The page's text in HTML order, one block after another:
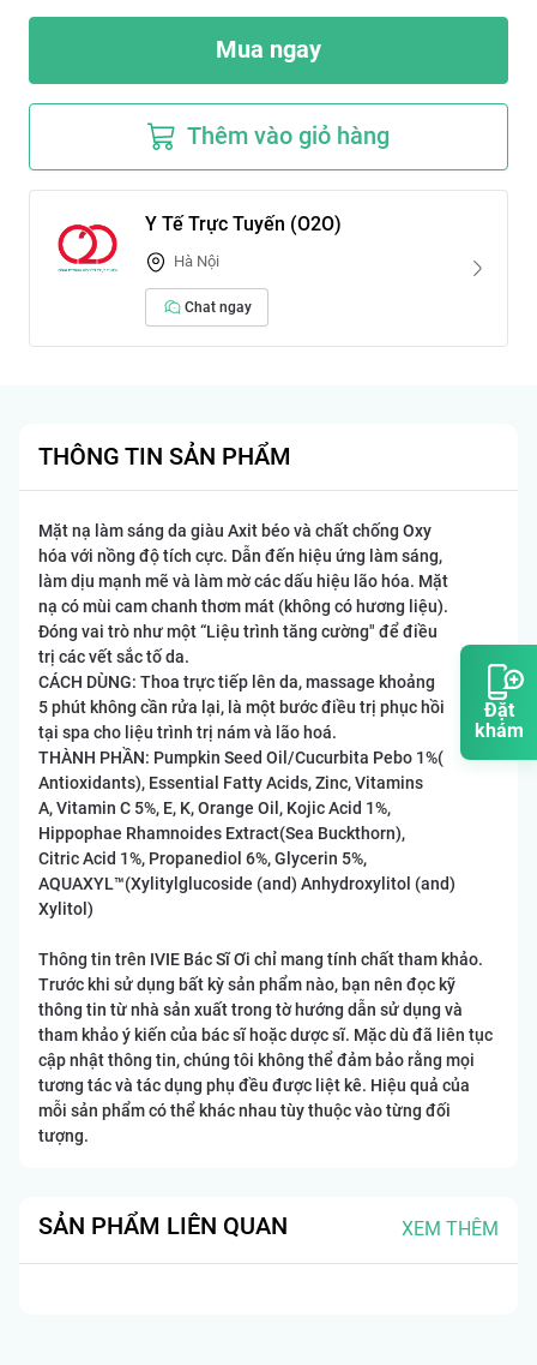
Đặt
khám
Mua ngay
Thêm vào giỏ hàng
Y Tế Trực Tuyến (O2O)
Hà Nội
Chat ngay
THÔNG TIN SẢN PHẨM
Mặt nạ làm sáng da giàu Axit béo và chất chống Oxy
hóa với nồng độ tích cực. Dẫn đến hiệu ứng làm sáng,
làm dịu mạnh mẽ và làm mờ các dấu hiệu lão hóa. Mặt
nạ có mùi cam chanh thơm mát (không có hương liệu).
Đóng vai trò như một “Liệu trình tăng cường" để điều
trị các vết sắc tố da.
CÁCH DÙNG: Thoa trực tiếp lên da, massage khoảng
5 phút không cần rửa lại, là một bước điều trị phục hồi
tại spa cho liệu trình trị nám và lão hoá.
THÀNH PHẦN: Pumpkin Seed Oil/Cucurbita Pebo 1%(
Antioxidants), Essential Fatty Acids, Zinc, Vitamins
A, Vitamin C 5%, E, K, Orange Oil, Kojic Acid 1%,
Hippophae Rhamnoides Extract(Sea Buckthorn),
Citric Acid 1%, Propanediol 6%, Glycerin 5%,
AQUAXYL™(Xylitylglucoside (and) Anhydroxylitol (and)
Xylitol)
Thông tin trên IVIE Bác Sĩ Ơi chỉ mang tính chất tham khảo.
Trước khi sử dụng bất kỳ sản phẩm nào, bạn nên đọc kỹ
thông tin từ nhà sản xuất trong tờ hướng dẫn sử dụng và
tham khảo ý kiến của bác sĩ hoặc dược sĩ. Mặc dù đã liên tục
cập nhật thông tin, chúng tôi không thể đảm bảo rằng mọi
tương tác và tác dụng phụ đều được liệt kê. Hiệu quả của
mỗi sản phẩm có thể khác nhau tùy thuộc vào từng đối
tượng.
SẢN PHẨM LIÊN QUAN XEM THÊM